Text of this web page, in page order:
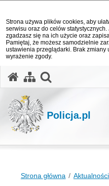
Strona używa plików cookies, aby
serwisu oraz do celów
zgadzasz się na ich użycie oraz
Pamiętaj, że możesz samodzielnie
ustawienia przeglądarki. Brak
wyrażenie zgody.
Policja.pl
Strona główna Aktualności